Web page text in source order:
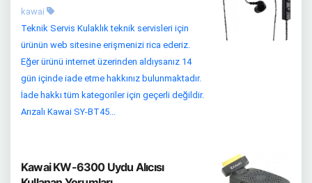
kawai
Teknik Servis Kulaklık teknik servisleri için
ürünün web sitesine erişmenizi rica ederiz.
Eğer ürünü internet üzerinden aldıysanız 14
gün içinde iade etme hakkınız bulunmaktadır.
İade hakkı tüm kategoriler için geçerli değildir.
Arızalı Kawai SY-BT45...
Kawai KW-6300 Uydu Alıcısı